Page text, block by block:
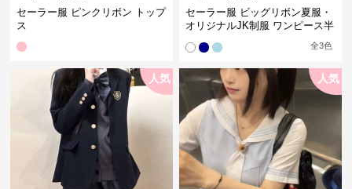
セーラー服 ピンクリボン トップ
ス
セーラー服 ビッグリボン夏服・
オリジナルJK制服 ワンピース半
全3色
人気 人気